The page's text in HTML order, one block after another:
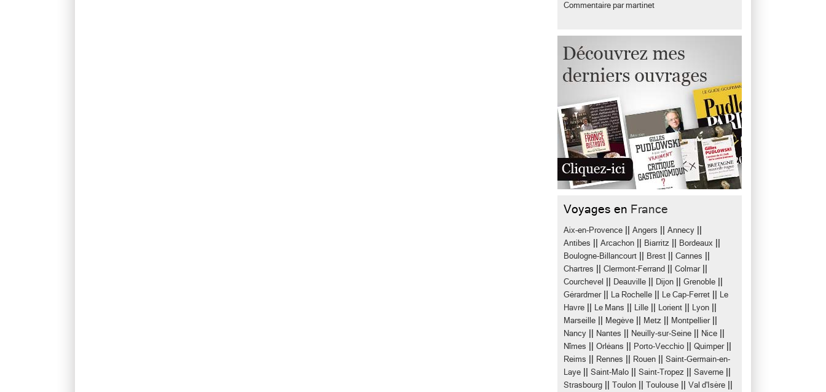
Commentaire par martinet
Voyages en France
Aix-en-Provence Angers Annecy
Antibes Arcachon Biarritz Bordeaux
Boulogne-Billancourt Brest Cannes
Chartres Clermont-Ferrand Colmar||
Courchevel Deauville Dijon Grenoble
Gérardmer|| La Rochelle Le Cap-Ferret
Le
Havre
Le Mans Lille Lorient Lyon
Marseille Megève Metz Montpellier||
Nancy Nantes Neuilly-sur-Seine Nice
Nîmes Orléans Porto-Vecchio Quimper||
Reims Rennes Rouen
Saint-Germain-en-
Laye
Saint-Malo Saint-Tropez Saverne
Strasbourg Toulon Toulouse Val d'Isère